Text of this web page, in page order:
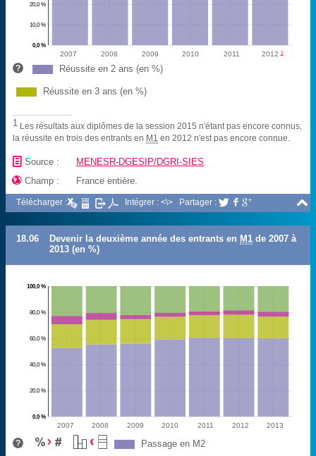
10,0 %
20,0 %
0,0 %
2007 2008 2009 2010 2011 20121
Réussite en 2 ans (en %)
Réussite en 3 ans (en %)
1 Les résultats aux diplômes de la session 2015 n'étant pas encore connus,
la réussite en trois des entrants en M1 en 2012 n'est pas encore connue.
📄 Source : MENESR-DGESIP/DGRI-SIES
 Champ : France entière.

Télécharger : Intégrer : <\> Partager :   
18.06 Devenir la deuxième année des entrants en M1 de 2007 à
2013 (en %)
20,0 %
40,0 %
60,0 %
80,0 %
0,0 %
100,0 %
2007 2008 2009 2010 2011 2012 2013
Passage en M2